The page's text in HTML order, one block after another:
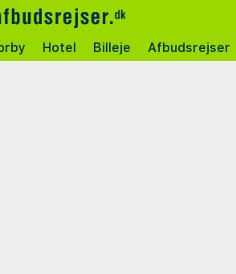
Hotel Billeje Afbudsrejser